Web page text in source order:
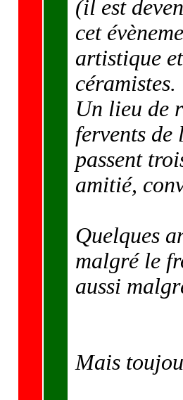
(il est
cet
artistique
Un lieu de
fervents de
passent
amitié,
Quelques
malgré le
aussi
Mais